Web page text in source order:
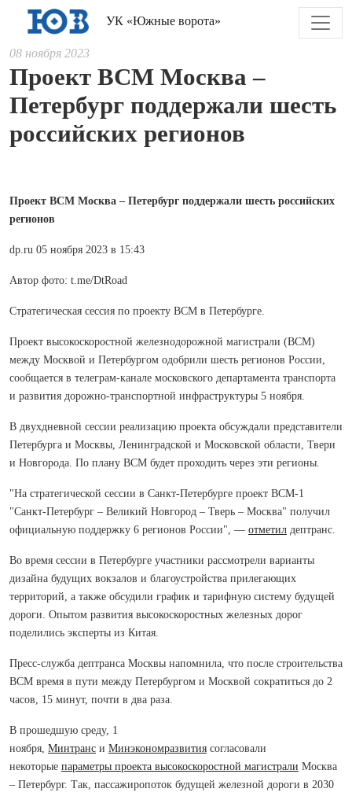
УК «Южные ворота»
08 ноября 2023
Проект ВСМ Москва ‒
Петербург поддержали шесть
российских регионов
Проект ВСМ Москва ‒ Петербург поддержали шесть российских
регионов
dp.ru 05 ноября 2023 в 15:43
Автор фото: t.me/DtRoad
Стратегическая сессия по проекту ВСМ в Петербурге.
Проект высокоскоростной железнодорожной магистрали (ВСМ)
между Москвой и Петербургом одобрили шесть регионов России,
сообщается в телеграм-канале московского департамента транспорта
и развития дорожно-транспортной инфраструктуры 5 ноября.
В двухдневной сессии реализацию проекта обсуждали представители
Петербурга и Москвы, Ленинградской и Московской области, Твери
и Новгорода. По плану ВСМ будет проходить через эти регионы.
"На стратегической сессии в Санкт-Петербурге проект ВСМ-1
"Санкт-Петербург ‒ Великий Новгород ‒ Тверь ‒ Москва" получил
официальную поддержку 6 регионов России", — отметил дептранс.
Во время сессии в Петербурге участники рассмотрели варианты
дизайна будущих вокзалов и благоустройства прилегающих
территорий, а также обсудили график и тарифную систему будущей
дороги. Опытом развития высокоскоростных железных дорог
поделились эксперты из Китая.
Пресс-служба дептранса Москвы напомнила, что после строительства
ВСМ время в пути между Петербургом и Москвой сократиться до 2
часов, 15 минут, почти в два раза.
В прошедшую среду, 1
ноября, Минтранс и Минэкономразвития согласовали
некоторые параметры проекта высокоскоростной магистрали Москва
– Петербург. Так, пассажиропоток будущей железной дороги в 2030